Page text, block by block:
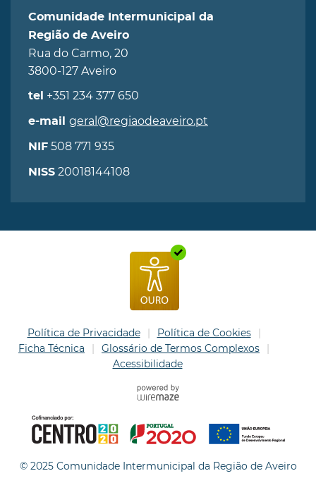
Comunidade Intermunicipal da
Região de Aveiro
Rua do Carmo, 20
3800-127 Aveiro
tel +351 234 377 650
e-mail geral@regiaodeaveiro.pt
NIF 508 771 935
NISS 20018144108
Política de Privacidade
Política de Cookies
Ficha Técnica
Glossário de Termos Complexos
Acessibilidade
© 2025 Comunidade Intermunicipal da Região de Aveiro